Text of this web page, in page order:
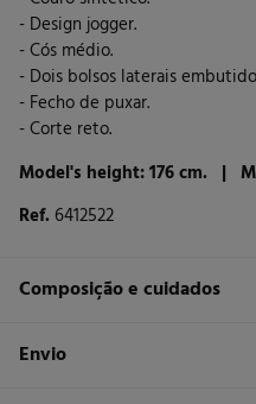
- Design jogger.
- Cós médio.
- Dois bolsos laterais
- Fecho de puxar.
- Corte reto.
Model's height: 176 cm. |
Ref. 6412522
Composição e cuidados
Composição
Envio